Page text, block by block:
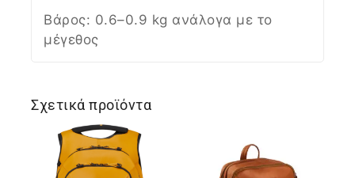
Βάρος: 0.6–0.9 kg ανάλογα με το
μέγεθος
Σχετικά προϊόντα